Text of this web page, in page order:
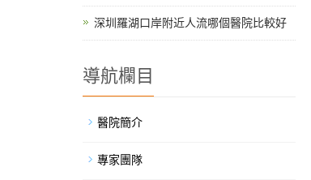
深圳羅湖口岸附近人流哪個醫院比較好
導航欄目
醫院簡介
專家團隊